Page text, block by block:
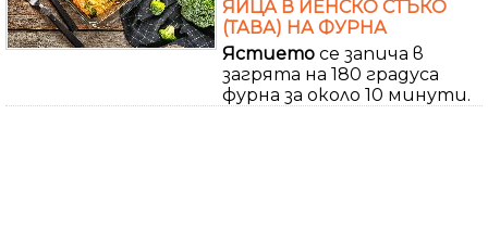
ЯЙЦА В ЙЕНСКО СТЪКО
(ТАВА) НА ФУРНА
Ястието се запича в
загрята на 180 градуса
фурна за около 10 минути.